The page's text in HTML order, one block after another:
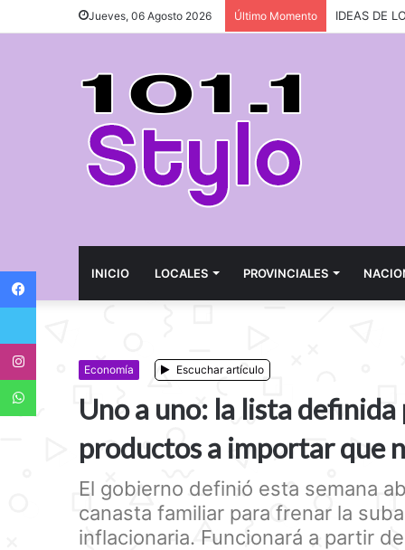
Jueves, 06 Agosto 2026 Último Momento IDEAS DE
INICIO LOCALES PROVINCIALES
Economía Escuchar artículo
Uno a uno: la lista
productos a importar que
El gobierno definió esta semana
canasta familiar para frenar la
inflacionaria. Funcionará a partir
WhatsApp